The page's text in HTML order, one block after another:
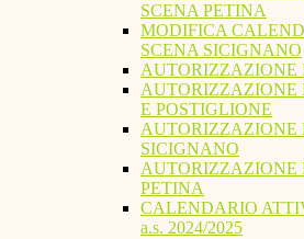
SCENA PETINA
MODIFICA
SCENA SICIGNANO
AUTORIZZAZIONE
AUTORIZZAZIONE
E POSTIGLIONE
AUTORIZZAZIONE
SICIGNANO
AUTORIZZAZIONE
PETINA
CALENDARIO
a.s. 2024/2025